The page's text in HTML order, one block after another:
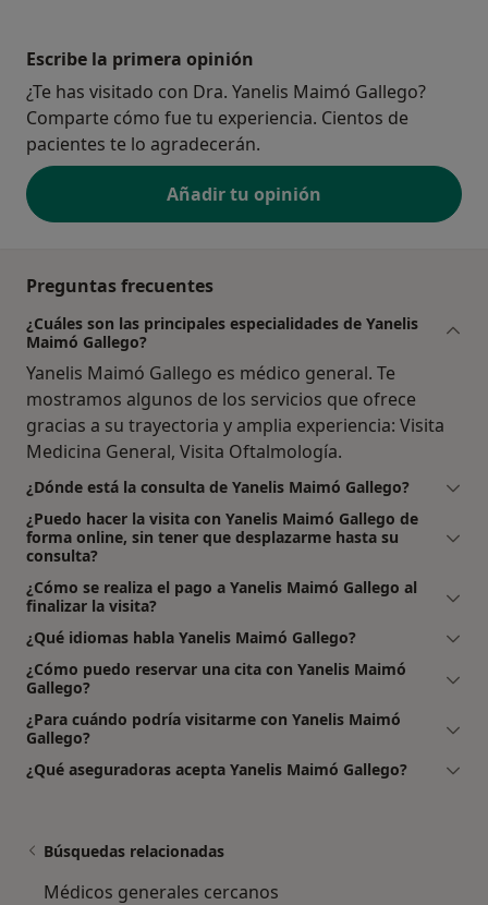
Escribe la primera opinión
¿Te has visitado con Dra. Yanelis Maimó Gallego?
Comparte cómo fue tu experiencia. Cientos de
pacientes te lo agradecerán.
Añadir tu opinión
Preguntas frecuentes
¿Cuáles son las principales especialidades de Yanelis
Maimó Gallego?
Yanelis Maimó Gallego es médico general. Te
mostramos algunos de los servicios que ofrece
gracias a su trayectoria y amplia experiencia: Visita
Medicina General, Visita Oftalmología.
¿Dónde está la consulta de Yanelis Maimó Gallego?
¿Puedo hacer la visita con Yanelis Maimó Gallego de
forma online, sin tener que desplazarme hasta su
consulta?
¿Cómo se realiza el pago a Yanelis Maimó Gallego al
finalizar la visita?
¿Qué idiomas habla Yanelis Maimó Gallego?
¿Cómo puedo reservar una cita con Yanelis Maimó
Gallego?
¿Para cuándo podría visitarme con Yanelis Maimó
Gallego?
¿Qué aseguradoras acepta Yanelis Maimó Gallego?
Búsquedas relacionadas
Médicos generales cercanos